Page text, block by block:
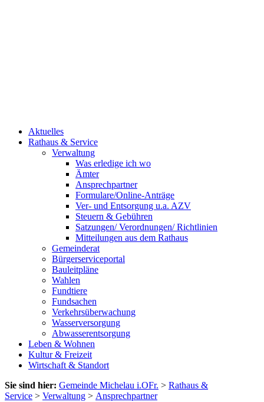
Aktuelles
Rathaus & Service
Verwaltung
Was erledige ich wo
Ämter
Ansprechpartner
Formulare/Online-Anträge
Ver- und Entsorgung u.a. AZV
Steuern & Gebühren
Satzungen/ Verordnungen/ Richtlinien
Mitteilungen aus dem Rathaus
Gemeinderat
Bürgerserviceportal
Bauleitpläne
Wahlen
Fundtiere
Fundsachen
Verkehrsüberwachung
Wasserversorgung
Abwasserentsorgung
Leben & Wohnen
Kultur & Freizeit
Wirtschaft & Standort
Sie sind hier: Gemeinde Michelau i.OFr. > Rathaus &
Service > Verwaltung > Ansprechpartner